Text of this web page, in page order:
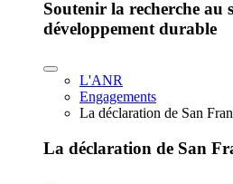
Soutenir la recherche au
développement durable
L'ANR
Engagements
La déclaration de San
La déclaration de San